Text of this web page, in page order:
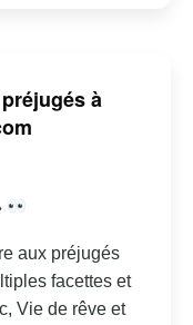
à
aux préjugés
facettes et
Vie de rêve et